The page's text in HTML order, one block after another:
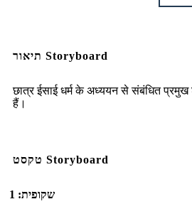
תיאור Storyboard
छात्र ईसाई धर्म के अध्ययन से संबंधित प्रमुख
हैं।
טקסט Storyboard
שקופית: 1